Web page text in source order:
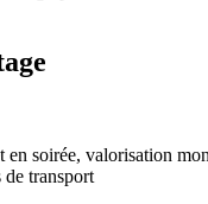
soirée, valorisation
de transport